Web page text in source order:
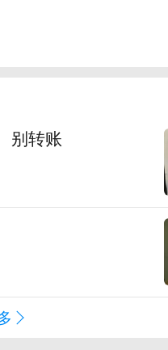
别转账